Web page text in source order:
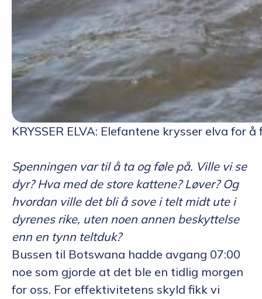
KRYSSER ELVA: Elefantene krysser elva for
Spenningen var til å ta og føle på. Ville vi se
dyr? Hva med de store kattene? Løver? Og
hvordan ville det bli å sove i telt midt ute i
dyrenes rike, uten noen annen beskyttelse
enn en tynn teltduk?
Bussen til Botswana hadde avgang 07:00
noe som gjorde at det ble en tidlig morgen
for oss. For effektivitetens skyld fikk vi